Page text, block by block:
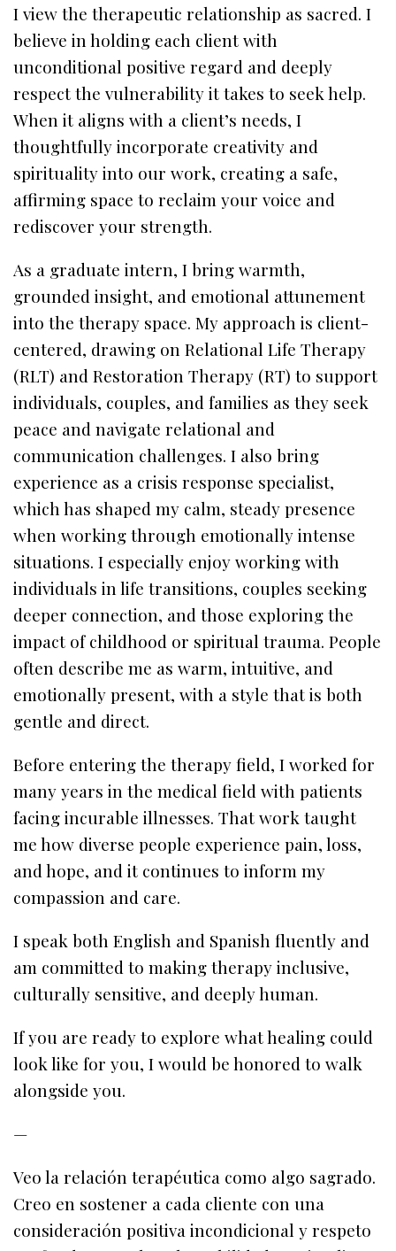
I view the therapeutic relationship as sacred. I
believe in holding each client with
unconditional positive regard and deeply
respect the vulnerability it takes to seek help.
When it aligns with a client’s needs, I
thoughtfully incorporate creativity and
spirituality into our work, creating a safe,
affirming space to reclaim your voice and
rediscover your strength.
As a graduate intern, I bring warmth,
grounded insight, and emotional attunement
into the therapy space. My approach is client-
centered, drawing on Relational Life Therapy
(RLT) and Restoration Therapy (RT) to support
individuals, couples, and families as they seek
peace and navigate relational and
communication challenges. I also bring
experience as a crisis response specialist,
which has shaped my calm, steady presence
when working through emotionally intense
situations. I especially enjoy working with
individuals in life transitions, couples seeking
deeper connection, and those exploring the
impact of childhood or spiritual trauma. People
often describe me as warm, intuitive, and
emotionally present, with a style that is both
gentle and direct.
Before entering the therapy field, I worked for
many years in the medical field with patients
facing incurable illnesses. That work taught
me how diverse people experience pain, loss,
and hope, and it continues to inform my
compassion and care.
I speak both English and Spanish fluently and
am committed to making therapy inclusive,
culturally sensitive, and deeply human.
If you are ready to explore what healing could
look like for you, I would be honored to walk
alongside you.
—
Veo la relación terapéutica como algo sagrado.
Creo en sostener a cada cliente con una
consideración positiva incondicional y respeto